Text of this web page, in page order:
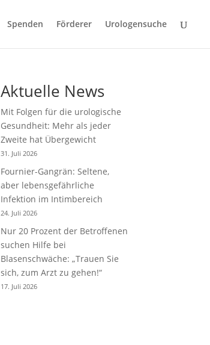
Spenden Förderer Urologensuche
Aktuelle News
Mit Folgen für die urologische
Gesundheit: Mehr als jeder
Zweite hat Übergewicht
31. Juli 2026
Fournier-Gangrän: Seltene,
aber lebensgefährliche
Infektion im Intimbereich
24. Juli 2026
Nur 20 Prozent der Betroffenen
suchen Hilfe bei
Blasenschwäche: „Trauen Sie
sich, zum Arzt zu gehen!“
17. Juli 2026